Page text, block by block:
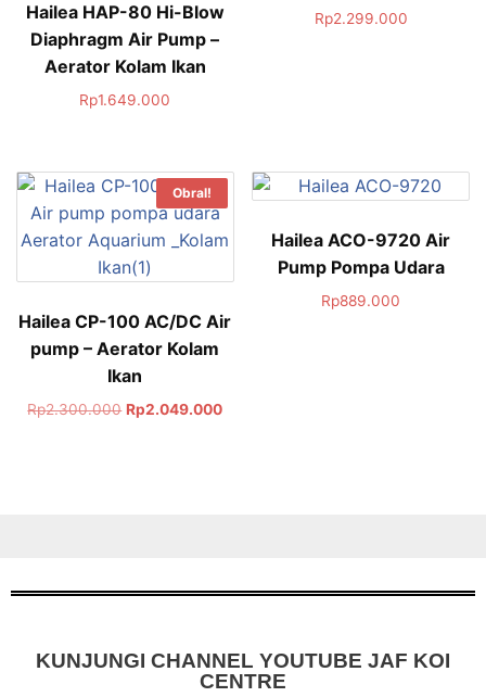
Hailea HAP-80 Hi-Blow
Diaphragm Air Pump –
Aerator Kolam Ikan
Rp1.649.000
Rp2.299.000
Obral!
Hailea CP-100 AC/DC Air
pump – Aerator Kolam
Ikan
Rp2.300.000 Rp2.049.000
Hailea ACO-9720 Air
Pump Pompa Udara
Rp889.000
KUNJUNGI CHANNEL YOUTUBE JAF KOI
CENTRE